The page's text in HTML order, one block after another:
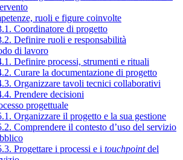
ruoli e figure coinvolte
Coordinatore di progetto
Definire ruoli e responsabilità
di lavoro
Definire processi, strumenti e rituali
Curare la documentazione di progetto
Organizzare tavoli tecnici collaborativi
Prendere decisioni
progettuale
Organizzare il progetto e la sua gestione
Comprendere il contesto d’uso del servizio
Progettare i processi e i touchpointdel